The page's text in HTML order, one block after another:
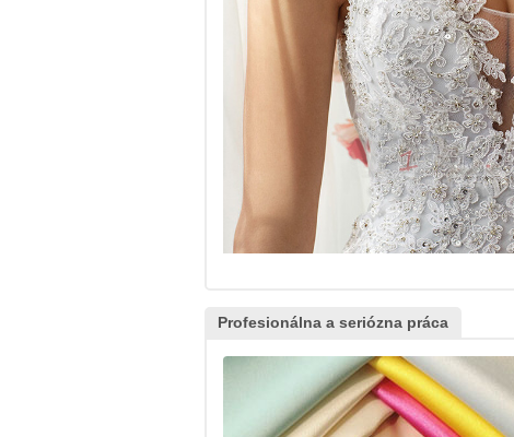
Profesionálna a seriózna práca